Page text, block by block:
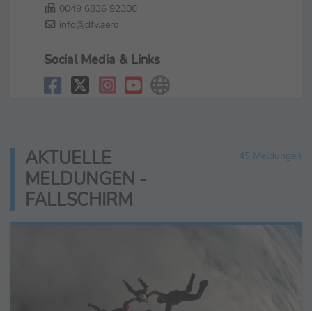
0049 6836 92308
info@dfv.aero
Social Media & Links
AKTUELLE
MELDUNGEN -
FALLSCHIRM
45 Meldungen